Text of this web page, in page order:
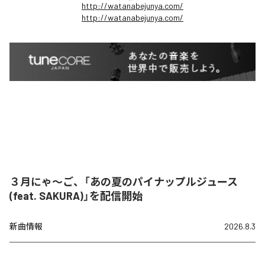
http://watanabejunya.com/
http://watanabejunya.com/
３月にゃ〜ご、「あの夏のパイナップルジュース
(feat. SAKURA)」を配信開始
新曲情報 2026.8.3